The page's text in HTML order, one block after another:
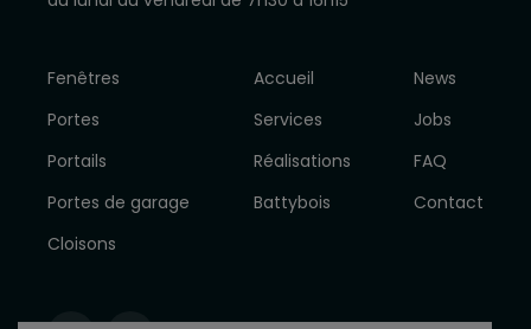
Fenêtres
Portes
Portails
Portes de garage
Cloisons
Accueil
Services
Réalisations
Battybois
News
Jobs
FAQ
Contact